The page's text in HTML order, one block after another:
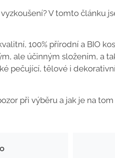
V tomto článku
100% přírodní a BIO
ale účinným složením, a
pečující, tělové i
při výběru a jak je na